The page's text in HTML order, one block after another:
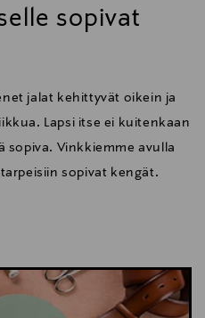
sopivat
jalat kehittyvät oikein ja
Lapsi itse ei kuitenkaan
sopiva. Vinkkiemme avulla
sopivat kengät.